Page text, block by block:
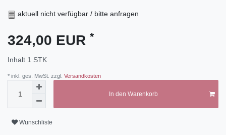
aktuell nicht verfügbar / bitte anfragen
324,00 EUR *
Inhalt 1 STK
* inkl. ges. MwSt. zzgl. Versandkosten
In den Warenkorb
Wunschliste